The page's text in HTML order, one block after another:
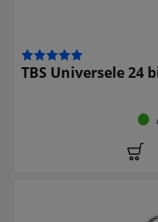
TBS Universele 24